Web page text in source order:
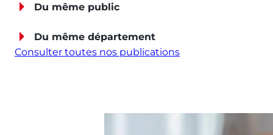
Du même public
Du même département
Consulter toutes nos publications